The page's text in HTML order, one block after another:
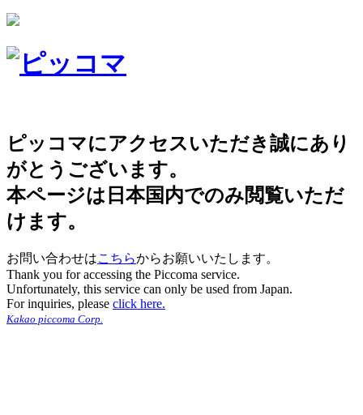
ピッコマにアクセスいただき誠にあり
がとうございます。
本ページは日本国内でのみ閲覧いただ
けます。
お問い合わせはこちらからお願いいたします。
Thank you for accessing the Piccoma service.
Unfortunately, this service can only be used from Japan.
For inquiries, please click here.
Kakao piccoma Corp.